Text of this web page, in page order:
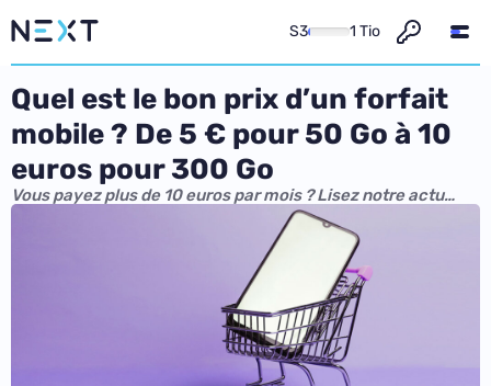
S3 1 Tio
Quel est le bon prix d’un forfait
mobile ? De 5 € pour 50 Go à 10
euros pour 300 Go
Vous payez plus de 10 euros par mois ? Lisez notre actu…